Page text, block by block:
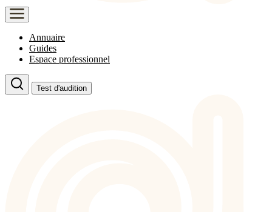
Annuaire
Guides
Espace professionnel
Test d'audition